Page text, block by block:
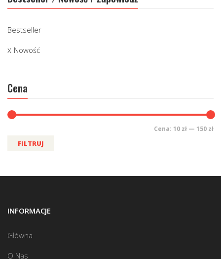
Bestseller
Nowość
Cena
FILTRUJ
Cena: 10 zł — 150 zł
INFORMACJE
Główna
O Nas